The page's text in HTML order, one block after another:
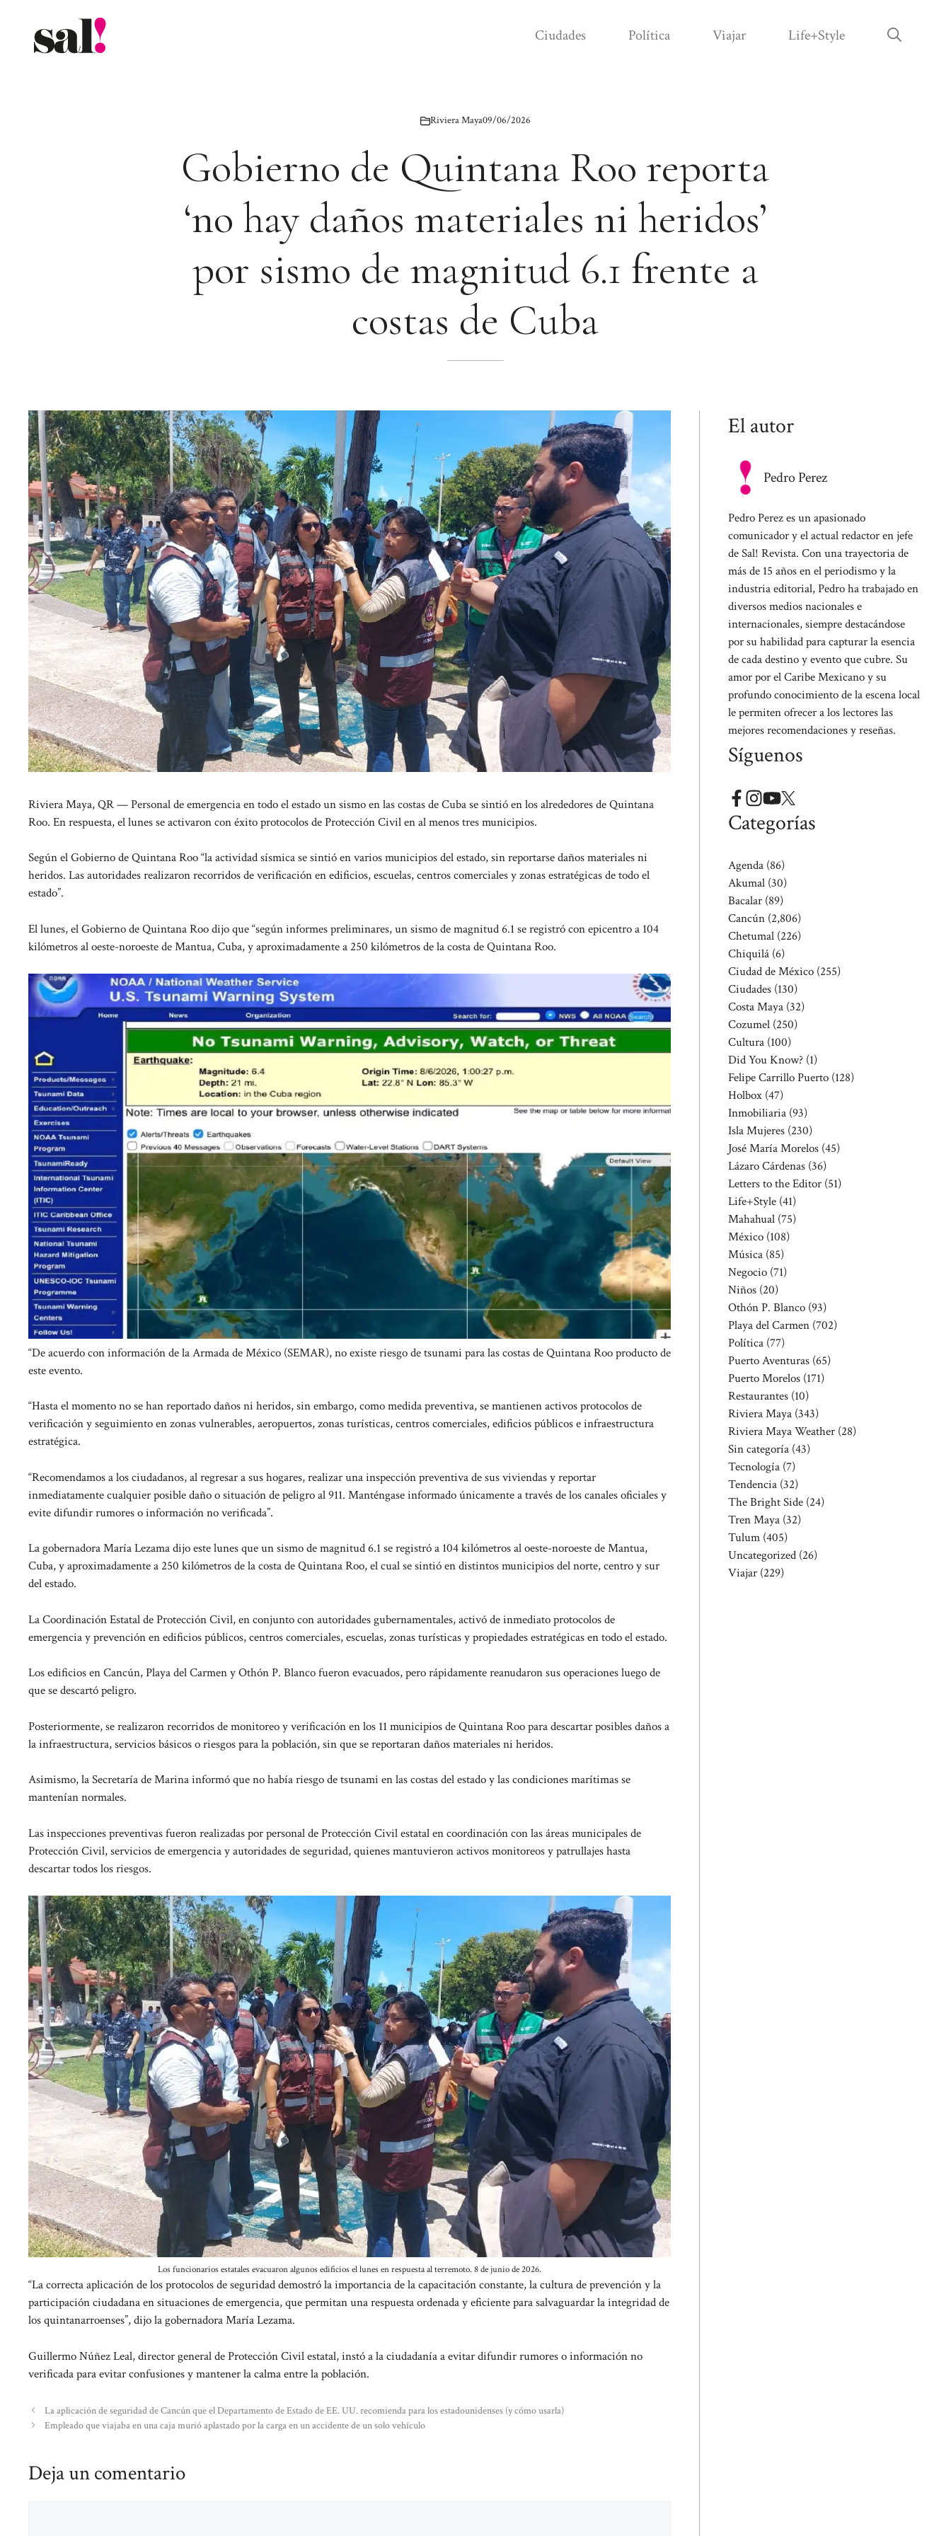
contenido
Ciudades Política Viajar Life+Style
Riviera Maya09/06/2026
Gobierno de Quintana Roo reporta
‘no hay daños materiales ni heridos’
por sismo de magnitud 6.1 frente a
costas de Cuba
Riviera Maya, QR — Personal de emergencia en todo el estado un sismo en las costas de Cuba se sintió en los alrededores de Quintana
Roo. En respuesta, el lunes se activaron con éxito protocolos de Protección Civil en al menos tres municipios.
Según el Gobierno de Quintana Roo “la actividad sísmica se sintió en varios municipios del estado, sin reportarse daños materiales ni
heridos. Las autoridades realizaron recorridos de verificación en edificios, escuelas, centros comerciales y zonas estratégicas de todo el
estado”.
El lunes, el Gobierno de Quintana Roo dijo que “según informes preliminares, un sismo de magnitud 6.1 se registró con epicentro a 104
kilómetros al oeste-noroeste de Mantua, Cuba, y aproximadamente a 250 kilómetros de la costa de Quintana Roo.
“De acuerdo con información de la Armada de México (SEMAR), no existe riesgo de tsunami para las costas de Quintana Roo producto de
este evento.
“Hasta el momento no se han reportado daños ni heridos, sin embargo, como medida preventiva, se mantienen activos protocolos de
verificación y seguimiento en zonas vulnerables, aeropuertos, zonas turísticas, centros comerciales, edificios públicos e infraestructura
estratégica.
“Recomendamos a los ciudadanos, al regresar a sus hogares, realizar una inspección preventiva de sus viviendas y reportar
inmediatamente cualquier posible daño o situación de peligro al 911. Manténgase informado únicamente a través de los canales oficiales y
evite difundir rumores o información no verificada”.
La gobernadora María Lezama dijo este lunes que un sismo de magnitud 6.1 se registró a 104 kilómetros al oeste-noroeste de Mantua,
Cuba, y aproximadamente a 250 kilómetros de la costa de Quintana Roo, el cual se sintió en distintos municipios del norte, centro y sur
del estado.
La Coordinación Estatal de Protección Civil, en conjunto con autoridades gubernamentales, activó de inmediato protocolos de
emergencia y prevención en edificios públicos, centros comerciales, escuelas, zonas turísticas y propiedades estratégicas en todo el estado.
Los edificios en Cancún, Playa del Carmen y Othón P. Blanco fueron evacuados, pero rápidamente reanudaron sus operaciones luego de
que se descartó peligro.
Posteriormente, se realizaron recorridos de monitoreo y verificación en los 11 municipios de Quintana Roo para descartar posibles daños a
la infraestructura, servicios básicos o riesgos para la población, sin que se reportaran daños materiales ni heridos.
Asimismo, la Secretaría de Marina informó que no había riesgo de tsunami en las costas del estado y las condiciones marítimas se
mantenían normales.
Las inspecciones preventivas fueron realizadas por personal de Protección Civil estatal en coordinación con las áreas municipales de
Protección Civil, servicios de emergencia y autoridades de seguridad, quienes mantuvieron activos monitoreos y patrullajes hasta
descartar todos los riesgos.
Los funcionarios estatales evacuaron algunos edificios el lunes en respuesta al terremoto. 8 de junio de 2026.
“La correcta aplicación de los protocolos de seguridad demostró la importancia de la capacitación constante, la cultura de prevención y la
participación ciudadana en situaciones de emergencia, que permitan una respuesta ordenada y eficiente para salvaguardar la integridad de
los quintanarroenses”, dijo la gobernadora María Lezama.
Guillermo Núñez Leal, director general de Protección Civil estatal, instó a la ciudadanía a evitar difundir rumores o información no
verificada para evitar confusiones y mantener la calma entre la población.
La aplicación de seguridad de Cancún que el Departamento de Estado de EE. UU. recomienda para los estadounidenses (y cómo usarla)
Empleado que viajaba en una caja murió aplastado por la carga en un accidente de un solo vehículo
Deja un comentario
El autor
Pedro Perez
Pedro Perez es un apasionado
comunicador y el actual redactor en jefe
de Sal! Revista. Con una trayectoria de
más de 15 años en el periodismo y la
industria editorial, Pedro ha trabajado en
diversos medios nacionales e
internacionales, siempre destacándose
por su habilidad para capturar la esencia
de cada destino y evento que cubre. Su
amor por el Caribe Mexicano y su
profundo conocimiento de la escena local
le permiten ofrecer a los lectores las
mejores recomendaciones y reseñas.
Síguenos
Categorías
Agenda (86)
Akumal (30)
Bacalar (89)
Cancún (2,806)
Chetumal (226)
Chiquilá (6)
Ciudad de México (255)
Ciudades (130)
Costa Maya (32)
Cozumel (250)
Cultura (100)
Did You Know? (1)
Felipe Carrillo Puerto (128)
Holbox (47)
Inmobiliaria (93)
Isla Mujeres (230)
José María Morelos (45)
Lázaro Cárdenas (36)
Letters to the Editor (51)
Life+Style (41)
Mahahual (75)
México (108)
Música (85)
Negocio (71)
Niños (20)
Othón P. Blanco (93)
Playa del Carmen (702)
Política (77)
Puerto Aventuras (65)
Puerto Morelos (171)
Restaurantes (10)
Riviera Maya (343)
Riviera Maya Weather (28)
Sin categoría (43)
Tecnología (7)
Tendencia (32)
The Bright Side (24)
Tren Maya (32)
Tulum (405)
Uncategorized (26)
Viajar (229)